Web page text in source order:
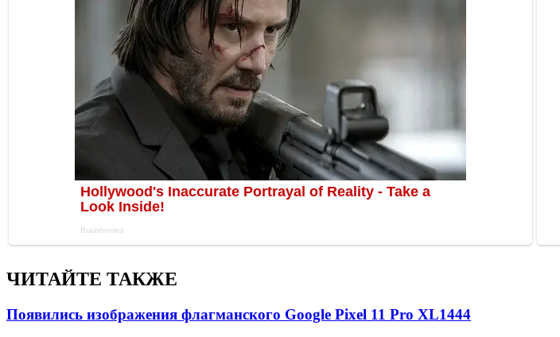
ЧИТАЙТЕ ТАКЖЕ
Появились изображения флагманского Google Pixel 11 Pro XL1444